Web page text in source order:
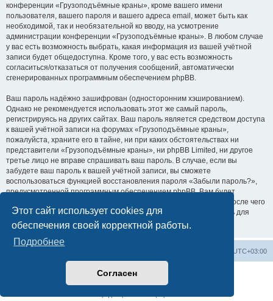
Этот сайт использует cookies для
обеспечения своей корректной работы.
Подробнее
Согласен
конференции «Грузоподъёмные краны», кроме вашего имени
пользователя, вашего пароля и вашего адреса email, может быть как
необходимой, так и необязательной ко вводу, на усмотрение
администрации конференции «Грузоподъёмные краны». В любом случае
у вас есть возможность выбрать, какая информация из вашей учётной
записи будет общедоступна. Кроме того, у вас есть возможность
согласиться/отказаться от получения сообщений, автоматически
сгенерированных программным обеспечением phpBB.
Ваш пароль надёжно зашифрован (односторонним хэшированием).
Однако не рекомендуется использовать этот же самый пароль,
регистрируясь на других сайтах. Ваш пароль является средством доступа
к вашей учётной записи на форумах «Грузоподъёмные краны»,
пожалуйста, храните его в тайне, ни при каких обстоятельствах ни
представители «Грузоподъёмные краны», ни phpBB Limited, ни другое
третье лицо не вправе спрашивать ваш пароль. В случае, если вы
забудете ваш пароль к вашей учётной записи, вы сможете
воспользоваться функцией восстановления пароля «Забыли пароль?»,
предусмотренной программным обеспечением phpBB. Вам будет
необходимо ввести ваше имя пользователя и ваш адрес email, после чего
программное обеспечение phpBB сгенерирует вам новый пароль для
вашей учётной записи.
UTC+03:00
Создано на основеphpBB® Forum Software © phpBB Limited
Русская поддержка phpBB